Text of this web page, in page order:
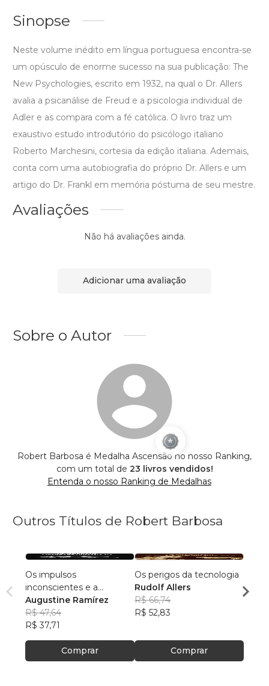
Sinopse
Neste volume inédito em língua portuguesa encontra-se
um opúsculo de enorme sucesso na sua publicação: The
New Psychologies, escrito em 1932, na qual o Dr. Allers
avalia a psicanálise de Freud e a psicologia individual de
Adler e as compara com a fé católica. O livro traz um
exaustivo estudo introdutório do psicólogo italiano
Roberto Marchesini, cortesia da edição italiana. Ademais,
conta com uma autobiografia do próprio Dr. Allers e um
artigo do Dr. Frankl em memória póstuma de seu mestre.
Avaliações
Não há avaliações ainda.
Adicionar uma avaliação
Sobre o Autor
Robert Barbosa é Medalha Ascensão no nosso Ranking,
com um total de 23 livros vendidos!
Entenda o nosso Ranking de Medalhas
Outros Títulos de Robert Barbosa
Os impulsos
inconscientes e a
liberdade humana na
psicanálise de Freud
Augustine Ramírez
R$ 47,64
R$ 37,71
Comprar
Os perigos da tecnologia
Rudolf Allers
R$ 66,74
R$ 52,83
Comprar
Dr.